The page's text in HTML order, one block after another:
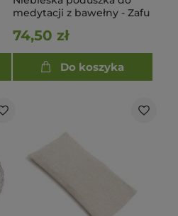
medytacji z bawełny - Zafu
74,50 zł
Do koszyka